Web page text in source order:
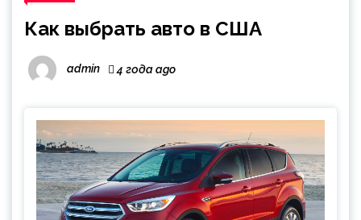
Как выбрать авто в США
admin 4 года ago